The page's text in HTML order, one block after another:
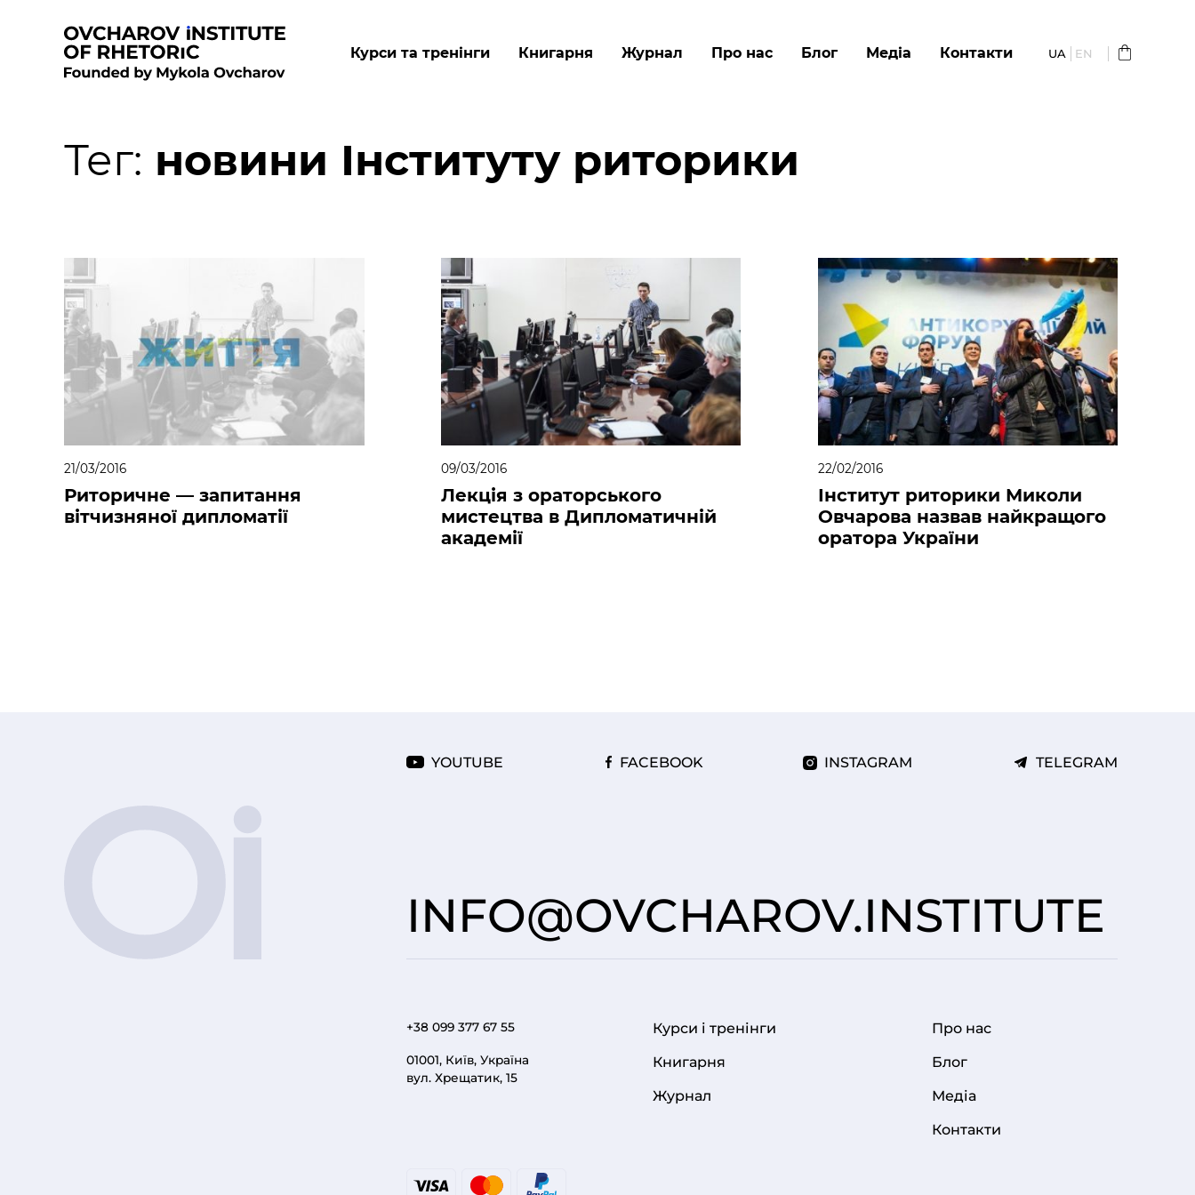
основного
Курси та тренінги Книгарня Журнал Про нас Блог Медіа Контакти UA EN
Тег: новини Інституту риторики
21/03/2016
Риторичне — запитання
вітчизняної дипломатії
09/03/2016
Лекція з ораторського
мистецтва в Дипломатичній
академії
22/02/2016
Інститут риторики Миколи
Овчарова назвав найкращого
оратора України
YOUTUBE FACEBOOK INSTAGRAM TELEGRAM
INFO@OVCHAROV.INSTITUTE
+38 099 377 67 55
01001, Київ, Україна
вул. Хрещатик, 15
FOOTER 1
Курси і тренінги
Книгарня
Журнал
FOOTER MENU
Про нас
Блог
Медіа
Контакти